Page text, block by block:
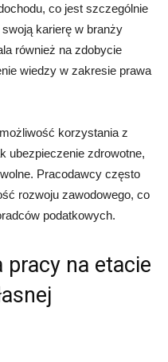
co jest szczególnie
karierę w branży
również na zdobycie
wiedzy w zakresie prawa
korzystania z
ubezpieczenie zdrowotne,
Pracodawcy często
rozwoju zawodowego, co
podatkowych.
pracy na etacie